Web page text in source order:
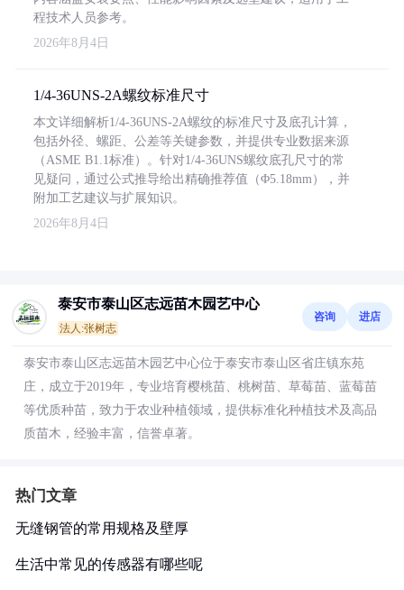
程技术人员参考。
2026年8月4日
1/4-36UNS-2A螺纹标准尺寸
本文详细解析1/4-36UNS-2A螺纹的标准尺寸及底孔计算，
包括外径、螺距、公差等关键参数，并提供专业数据来源
（ASME B1.1标准）。针对1/4-36UNS螺纹底孔尺寸的常
见疑问，通过公式推导给出精确推荐值（Φ5.18mm），并
附加工艺建议与扩展知识。
2026年8月4日
泰安市泰山区志远苗木园艺中心
法人:张树志
咨询 进店
泰安市泰山区志远苗木园艺中心位于泰安市泰山区省庄镇东苑
庄，成立于2019年，专业培育樱桃苗、桃树苗、草莓苗、蓝莓苗
等优质种苗，致力于农业种植领域，提供标准化种植技术及高品
质苗木，经验丰富，信誉卓著。
热门文章
无缝钢管的常用规格及壁厚
生活中常见的传感器有哪些呢